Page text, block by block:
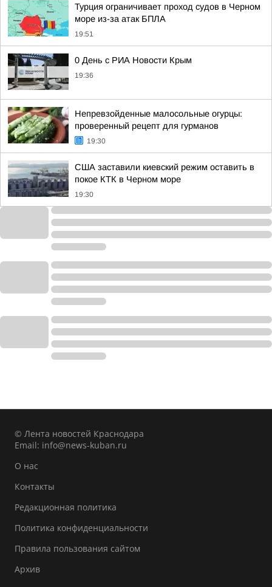
Турция ограничивает проход судов в Черном
море из-за атак БПЛА
19:51
0 День с РИА Новости Крым
19:36
Непревзойденные малосольные огурцы:
проверенный рецепт для гурманов
19:30
США заставили киевский режим оставить в
покое КТК в Черном море
19:30
© Лента новостей Краснодара
Email: info@news-kuban.ru
О нас
Контакты
Редакционная политика
Политика конфиденциальности
Правила пользования сайтом
Архив